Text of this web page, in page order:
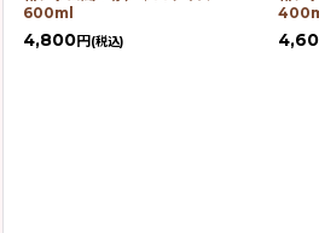
600ml
4,800円(税込)